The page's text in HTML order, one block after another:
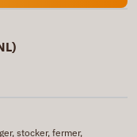
stocker, fermer,